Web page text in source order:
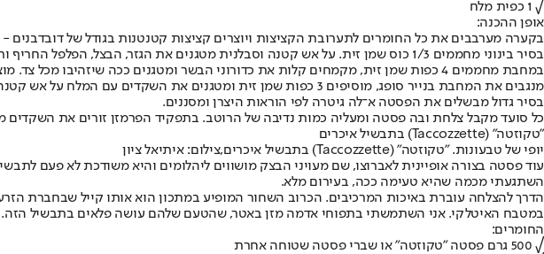
√ 1 כפית מלח
אופן ההכנה:
בקערה מערבבים את כל החומרים לתערובת הקציצות ויוצרים קציצות קטנטנות בגודל של דובדבנים
בסיר בינוני מחממים 1/3 כוס שמן זית. על אש קטנה וסבלנית מטגנים את הגזר, הבצל, הפלפל החריף וראש הסלרי, עד שיזהיבו קלות. מוסיפים את מקל הסלרי והעגבניות, מכסים ומביאים לבעבוע קל.
במחבת מחממים 4 כפות שמן זית, מקמחים קלות את כדורוני הבשר ומטגנים ככה שיזהיבו מכל צד. מוציאים בכף מחוררת, מעבירים לסיר עם רוטב העגבניות, מכסים ומבשלים כחצי שעה.
מנגבים את המחבת בנייר סופג, מוסיפים 3 כפות שמן זית ומטגנים את השקדים עם המלח על אש קטנה, עד שיזהיבו קלות. רק שלא יישרפו. מערבבים ואחרי כדקה מסירים מהאש.
בסיר גדול מבשלים את הפסטה א־לה גיטרה לפי הוראות היצרן ומסננים.
כל סועד מקבל צלחת ובה פסטה ומעליה כמות נדיבה של הרוטב. בתפקיד הפרמזן זורים את השקדים
"טקוזטה" (Taccozzette) בתבשיל איכרים
יופי של טבעונות. "טקוזטה" (Taccozzette) בתבשיל איכרים,צילום: איתיאל ציון
עוד פסטה בצורה אופיינית לאברוצו, שם מעויני הבצק מושווים ליהלומים והיא משודכת לא פעם
השתגעתי מכמה שהיא טעימה ככה, בעירום מלא.
הדרך להצלחה עוברת באיכות המרכיבים. הכרוב השחור המופיע במתכון הוא אותו קייל שבחברת
במטבח האיטלקי. אני השתמשתי בתפוחי אדמה מזן באטר, שהטעם שלהם עושה פלאים בתבשיל הזה.
החומרים:
√ 500 גרם פסטה "טקוזטה" או שברי פסטה שטוחה אחרת